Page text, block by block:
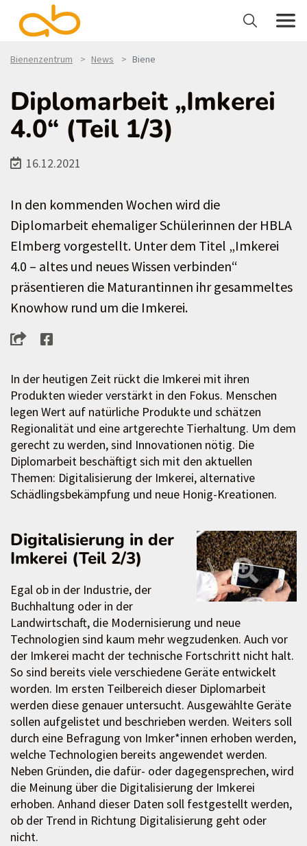
Bienenzentrum News Biene
Diplomarbeit „Imkerei
4.0“ (Teil 1/3)
16.12.2021
In den kommenden Wochen wird die
Diplomarbeit ehemaliger Schülerinnen der HBLA
Elmberg vorgestellt. Unter dem Titel „Imkerei
4.0 – altes und neues Wissen verbinden“
präsentieren die Maturantinnen ihr gesammeltes
Knowhow rund um die Imkerei.
In der heutigen Zeit rückt die Imkerei mit ihren
Produkten wieder verstärkt in den Fokus. Menschen
legen Wert auf natürliche Produkte und schätzen
Regionalität und eine artgerechte Tierhaltung. Um dem
gerecht zu werden, sind Innovationen nötig. Die
Diplomarbeit beschäftigt sich mit den aktuellen
Themen: Digitalisierung der Imkerei, alternative
Schädlingsbekämpfung und neue Honig-Kreationen.
Digitalisierung in der
Imkerei (Teil 2/3)
Egal ob in der Industrie, der
Buchhaltung oder in der
Landwirtschaft, die Modernisierung und neue
Technologien sind kaum mehr wegzudenken. Auch vor
der Imkerei macht der technische Fortschritt nicht halt.
So sind bereits viele verschiedene Geräte entwickelt
worden. Im ersten Teilbereich dieser Diplomarbeit
werden diese genauer untersucht. Ausgewählte Geräte
sollen aufgelistet und beschrieben werden. Weiters soll
durch eine Befragung von Imker*innen erhoben werden,
welche Technologien bereits angewendet werden.
Neben Gründen, die dafür- oder dagegensprechen, wird
die Meinung über die Digitalisierung der Imkerei
erhoben. Anhand dieser Daten soll festgestellt werden,
ob der Trend in Richtung Digitalisierung geht oder
nicht.